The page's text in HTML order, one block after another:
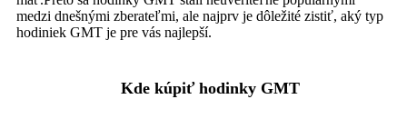
medzi dnešnými zberateľmi, ale najprv je dôležité zistiť, aký typ
hodiniek GMT je pre vás najlepší.
Kde kúpiť hodinky GMT